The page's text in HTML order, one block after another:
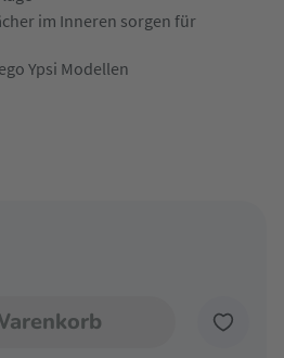
im Inneren sorgen für
Ypsi Modellen